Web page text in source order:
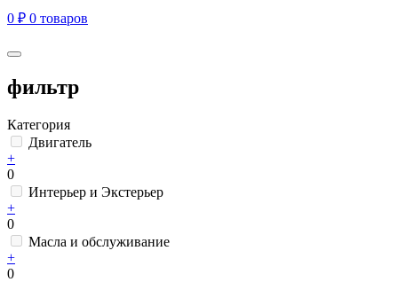
0 ₽ 0 товаров
фильтр
Категория
Двигатель
+
0
Интерьер и Экстерьер
+
0
Масла и обслуживание
+
0